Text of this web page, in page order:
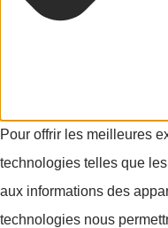
Pour offrir les meilleures
technologies telles que
aux informations des
technologies nous